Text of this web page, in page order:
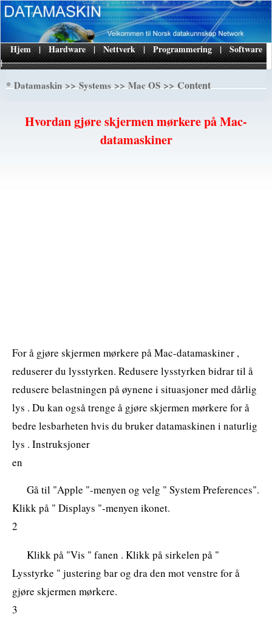
|
Hjem | Hardware | Nettverk | Programmering | Software
*Datamaskin>>Systems>>Mac OS>> Content
Hvordan gjøre skjermen mørkere på Mac-
datamaskiner
For å gjøre skjermen mørkere på Mac-datamaskiner ,
reduserer du lysstyrken. Redusere lysstyrken bidrar til å
redusere belastningen på øynene i situasjoner med dårlig
lys . Du kan også trenge å gjøre skjermen mørkere for å
bedre lesbarheten hvis du bruker datamaskinen i naturlig
lys . Instruksjoner
en
Gå til "Apple "-menyen og velg " System Preferences".
Klikk på " Displays "-menyen ikonet.
2
Klikk på "Vis " fanen . Klikk på sirkelen på "
Lysstyrke " justering bar og dra den mot venstre for å
gjøre skjermen mørkere.
3